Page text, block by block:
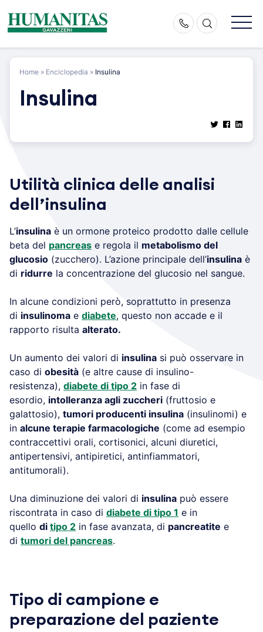
content
Home » Enciclopedia » Insulina
Insulina
Utilità clinica delle analisi
dell’insulina
L’insulina è un ormone proteico prodotto dalle cellule
beta del pancreas e regola il metabolismo del
glucosio (zucchero). L’azione principale dell’insulina è
di ridurre la concentrazione del glucosio nel sangue.
In alcune condizioni però, soprattutto in presenza
di insulinoma e diabete, questo non accade e il
rapporto risulta alterato.
Un aumento dei valori di insulina si può osservare in
caso di obesità (e altre cause di insulino-
resistenza), diabete di tipo 2 in fase di
esordio, intolleranza agli zuccheri (fruttosio e
galattosio), tumori producenti insulina (insulinomi) e
in alcune terapie farmacologiche (come ad esempio
contraccettivi orali, cortisonici, alcuni diuretici,
antipertensivi, antipiretici, antinfiammatori,
antitumorali).
Una diminuzione dei valori di insulina può essere
riscontrata in caso di diabete di tipo 1 e in
quello di tipo 2 in fase avanzata, di pancreatite e
di tumori del pancreas.
Tipo di campione e
preparazione del paziente